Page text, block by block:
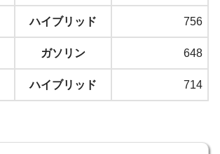
ハイブリッド 756
ガソリン 648
ハイブリッド 714